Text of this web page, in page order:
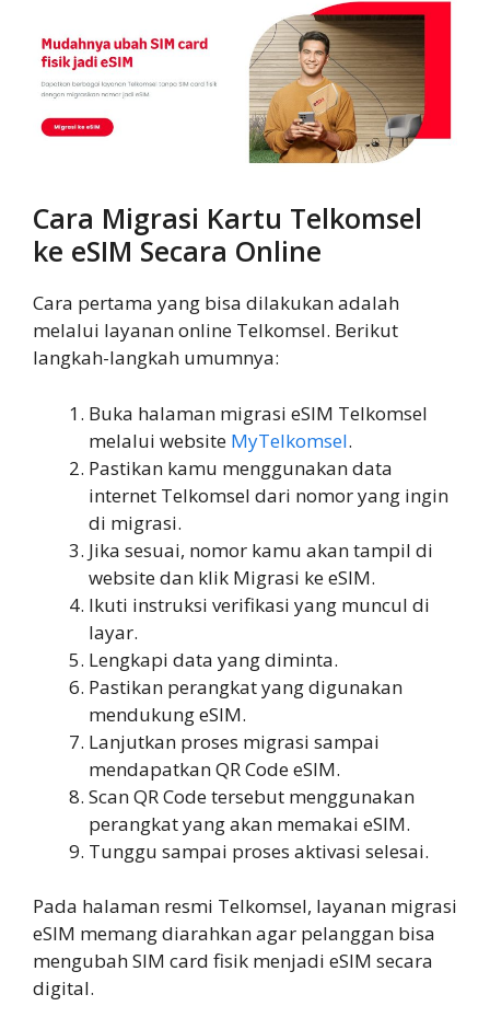
Cara Migrasi Kartu Telkomsel
ke eSIM Secara Online
Cara pertama yang bisa dilakukan adalah
melalui layanan online Telkomsel. Berikut
langkah-langkah umumnya:
Buka halaman migrasi eSIM Telkomsel
melalui website MyTelkomsel.
Pastikan kamu menggunakan data
internet Telkomsel dari nomor yang ingin
di migrasi.
Jika sesuai, nomor kamu akan tampil di
website dan klik Migrasi ke eSIM.
Ikuti instruksi verifikasi yang muncul di
layar.
Lengkapi data yang diminta.
Pastikan perangkat yang digunakan
mendukung eSIM.
Lanjutkan proses migrasi sampai
mendapatkan QR Code eSIM.
Scan QR Code tersebut menggunakan
perangkat yang akan memakai eSIM.
Tunggu sampai proses aktivasi selesai.
Pada halaman resmi Telkomsel, layanan migrasi
eSIM memang diarahkan agar pelanggan bisa
mengubah SIM card fisik menjadi eSIM secara
digital.